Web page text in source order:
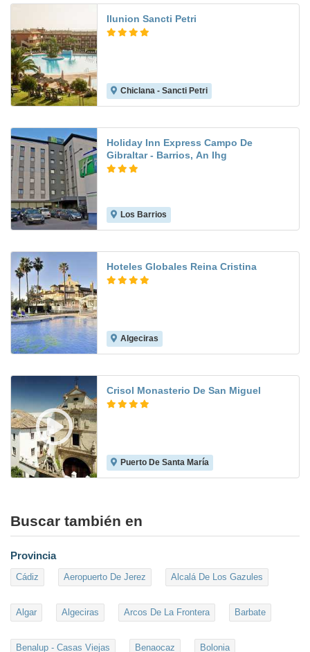
Ilunion Sancti Petri
Chiclana - Sancti Petri
Holiday Inn Express Campo De
Gibraltar - Barrios, An Ihg
Los Barrios
Hoteles Globales Reina Cristina
Algeciras
Crisol Monasterio De San Miguel
Puerto De Santa María
Buscar también en
Provincia
Cádiz Aeropuerto De Jerez Alcalá De Los Gazules
Algar Algeciras Arcos De La Frontera Barbate
Benalup - Casas Viejas Benaocaz Bolonia